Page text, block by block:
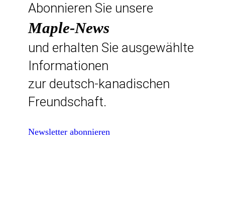
Abonnieren Sie unsere
Maple-News
und erhalten Sie ausgewählte
Informationen
zur deutsch-kanadischen
Freundschaft.
Newsletter abonnieren